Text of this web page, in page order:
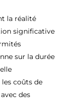
la réalité
significative
sur la durée
coûts de
des